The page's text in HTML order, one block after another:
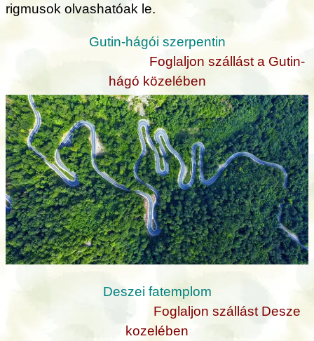
rigmusok olvashatóak le.
Gutin-hágói szerpentin
Foglaljon szállást a Gutin-
hágó közelében
Deszei fatemplom
Foglaljon szállást Desze
kozelében